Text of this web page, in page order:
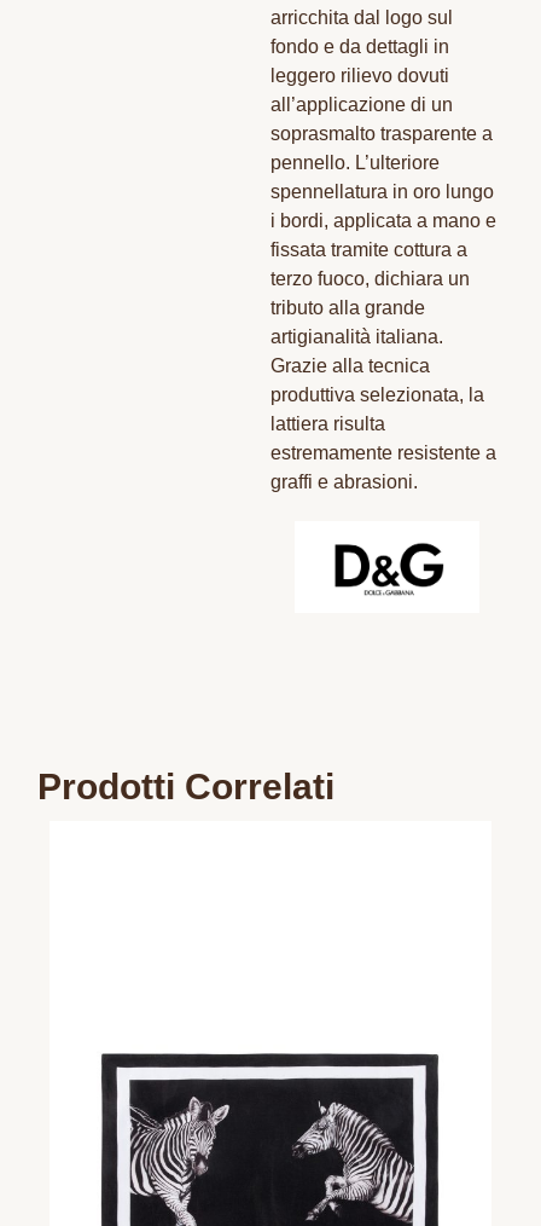
arricchita dal logo sul
fondo e da dettagli in
leggero rilievo dovuti
all’applicazione di un
soprasmalto trasparente a
pennello. L’ulteriore
spennellatura in oro lungo
i bordi, applicata a mano e
fissata tramite cottura a
terzo fuoco, dichiara un
tributo alla grande
artigianalità italiana.
Grazie alla tecnica
produttiva selezionata, la
lattiera risulta
estremamente resistente a
graffi e abrasioni.
Prodotti Correlati